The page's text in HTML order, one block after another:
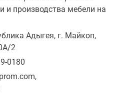
и производства мебели на
Адыгея, г. Майкоп,
2
0180